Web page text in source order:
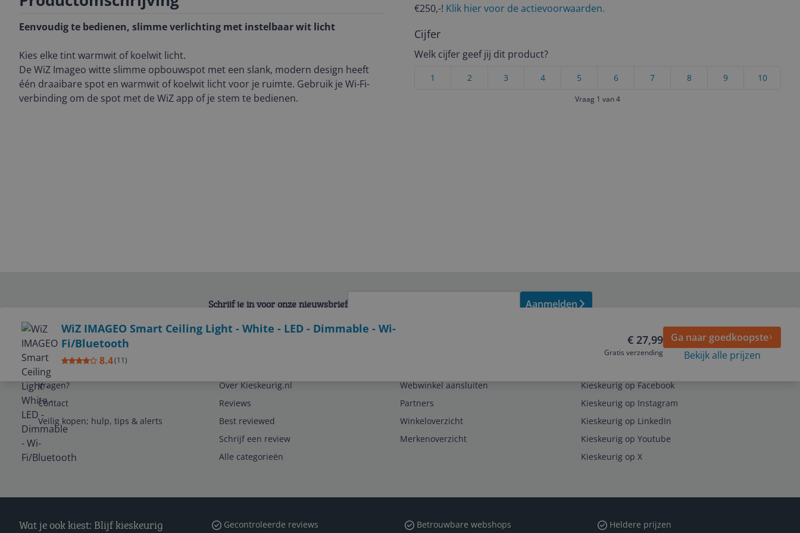
Eenvoudig te bedienen, slimme verlichting met instelbaar wit licht
Kies elke tint warmwit of koelwit licht.
De WiZ Imageo witte slimme opbouwspot met een slank, modern design heeft
één draaibare spot en warmwit of koelwit licht voor je ruimte. Gebruik je Wi-Fi-
verbinding om de spot met de WiZ app of je stem te bedienen.
€250,-! Klik hier voor de actievoorwaarden.
Cijfer
Welk cijfer geef jij dit product?
10
9
8
7
6
5
4
3
2
1
Vraag 1 van 4
WiZ IMAGEO Smart Ceiling Light - White - LED - Dimmable - Wi-
Fi/Bluetooth
8.4(11)
€ 27,99
Gratis verzending
Ga naar goedkoopste
Bekijk alle prijzen
Schrijf je in voor onze nieuwsbrief Aanmelden
Service
Vragen?
Contact
Veilig kopen; hulp, tips & alerts
Over Kieskeurig.nl
Reviews
Best reviewed
Schrijf een review
Alle categorieën
Webwinkel aansluiten
Partners
Winkeloverzicht
Merkenoverzicht
Kieskeurig op Facebook
Kieskeurig op Instagram
Kieskeurig op LinkedIn
Kieskeurig op Youtube
Kieskeurig op X
Wat je ook kiest: Blijf kieskeurig Gecontroleerde reviews Betrouwbare webshops Heldere prijzen